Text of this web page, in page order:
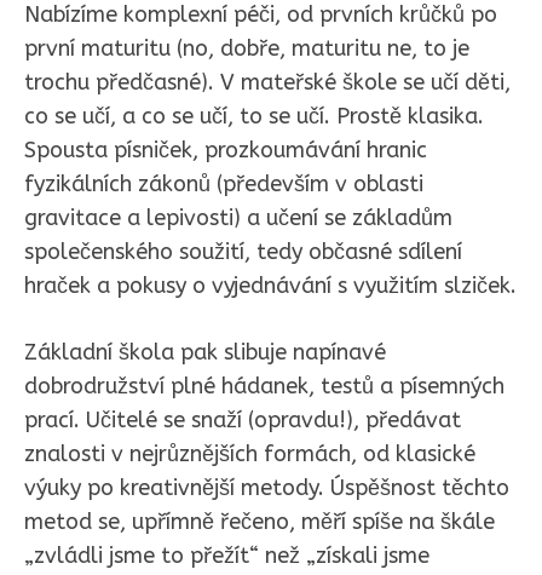
Nabízíme komplexní péči, od prvních krůčků po
první maturitu (no, dobře, maturitu ne, to je
trochu předčasné). V mateřské škole se učí děti,
co se učí, a co se učí, to se učí. Prostě klasika.
Spousta písniček, prozkoumávání hranic
fyzikálních zákonů (především v oblasti
gravitace a lepivosti) a učení se základům
společenského soužití, tedy občasné sdílení
hraček a pokusy o vyjednávání s využitím slziček.
Základní škola pak slibuje napínavé
dobrodružství plné hádanek, testů a písemných
prací. Učitelé se snaží (opravdu!), předávat
znalosti v nejrůznějších formách, od klasické
výuky po kreativnější metody. Úspěšnost těchto
metod se, upřímně řečeno, měří spíše na škále
„zvládli jsme to přežít“ než „získali jsme